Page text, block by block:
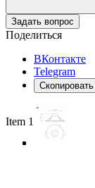
Задать вопрос
Поделиться
ВКонтакте
Telegram
Item 1 of 6